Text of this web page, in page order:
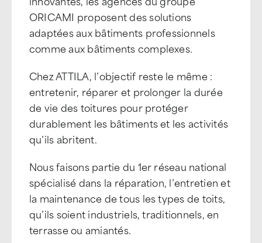
ORICAMI proposent des solutions
adaptées aux bâtiments professionnels
comme aux bâtiments complexes.
Chez ATTILA, l’objectif reste le même :
entretenir, réparer et prolonger la durée
de vie des toitures pour protéger
durablement les bâtiments et les activités
qu’ils abritent.
Nous faisons partie du 1er réseau national
spécialisé dans la réparation, l’entretien et
la maintenance de tous les types de toits,
qu’ils soient industriels, traditionnels, en
terrasse ou amiantés.